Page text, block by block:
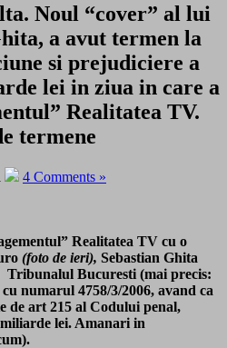
Noul “cover” al lui
a avut termen la
si prejudiciere a
lei in ziua in care a
Realitatea TV.
termene
4 Comments »
Realitatea TV cu o
(foto de ieri), Sebastian Ghita
Tribunalul Bucuresti (mai precis:
numarul 4758/3/2006, avand ca
de art 215 al Codului penal,
lei. Amanari in